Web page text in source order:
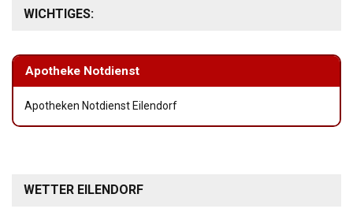
WICHTIGES:
Apotheke Notdienst
Apotheken Notdienst Eilendorf
WETTER EILENDORF